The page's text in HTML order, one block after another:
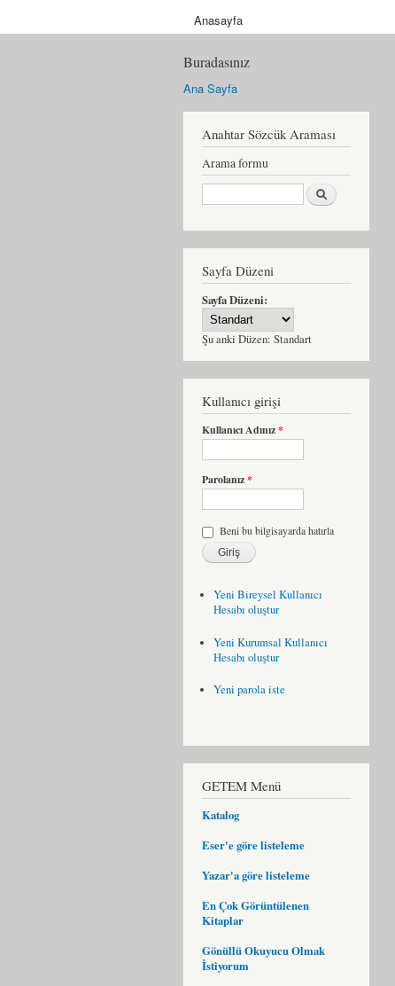
Anasayfa
Buradasınız
Ana Sayfa
Anahtar Sözcük Araması
Arama formu
Ara
Sayfa Düzeni
Sayfa Düzeni:
Şu anki Düzen: Standart
Kullanıcı girişi
Kullanıcı Adınız*
Parolanız*
Beni bu bilgisayarda hatırla
Yeni Bireysel Kullanıcı
Hesabı oluştur
Yeni Kurumsal Kullanıcı
Hesabı oluştur
Yeni parola iste
GETEM Menü
Katalog
Eser'e göre listeleme
Yazar'a göre listeleme
En Çok Görüntülenen
Kitaplar
Gönüllü Okuyucu Olmak
İstiyorum